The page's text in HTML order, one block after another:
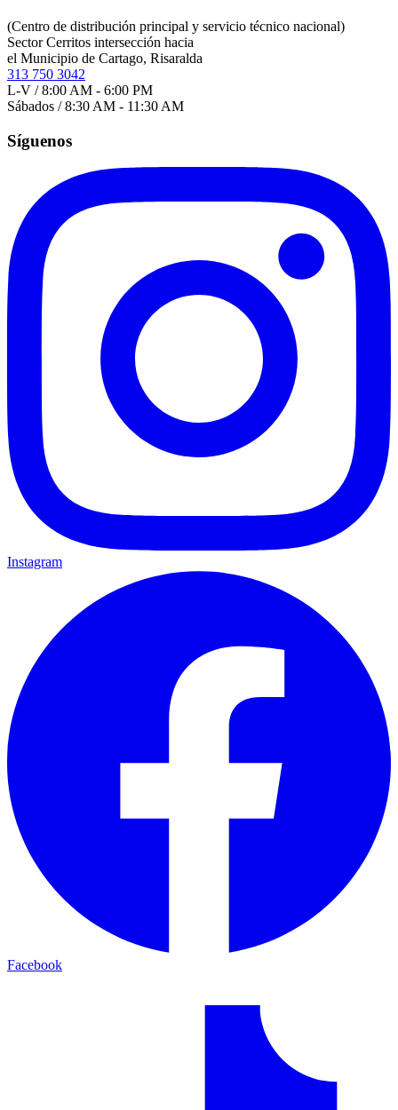
(Centro de distribución principal y servicio técnico nacional)
Sector Cerritos intersección hacia
el Municipio de Cartago, Risaralda
313 750 3042
L-V / 8:00 AM - 6:00 PM
Sábados / 8:30 AM - 11:30 AM
Síguenos
Instagram
Facebook